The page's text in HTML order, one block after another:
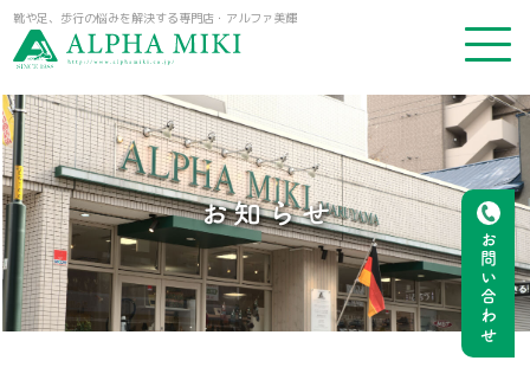
靴や足、歩行の悩みを解決する専門店・アルファ美輝
お問い合わせ
お知らせ